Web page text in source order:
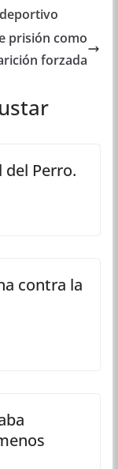
prisión como
forzada
Perro.
contra la